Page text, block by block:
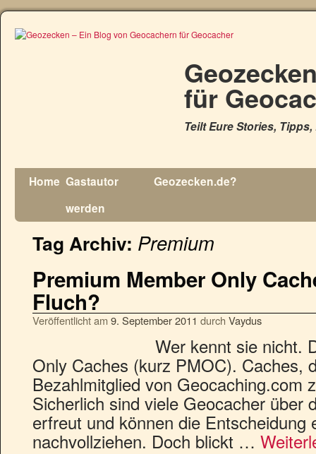
für
Teilt Eure Stories,
Home Gastautor
werden
Geozecken.de?
Tag Archiv: Premium
Premium Member Only
Fluch?
Veröffentlicht am 9. September 2011 durch Vaydus
Wer kennt sie nicht.
Only Caches (kurz PMOC). Caches,
Bezahlmitglied von Geocaching.com
Sicherlich sind viele Geocacher über
erfreut und können die Entscheidung
nachvollziehen. Doch blickt …